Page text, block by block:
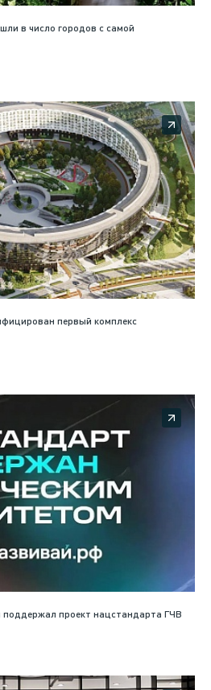
в число городов с самой
первый комплекс
проект нацстандарта ГЧВ